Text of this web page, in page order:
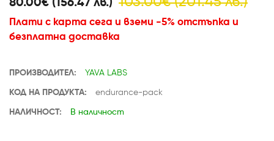
80.00€ (156.47 лв.)
Плати с карта сега и вземи -5% отстъпка и
безплатна доставка
ПРОИЗВОДИТЕЛ: YAVA LABS
КОД НА ПРОДУКТА: endurance-pack
НАЛИЧНОСТ: В наличност